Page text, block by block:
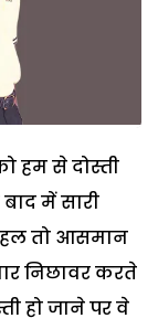
हम से दोस्ती
में सारी
तो आसमान
निछावर करते
हो जाने पर वे